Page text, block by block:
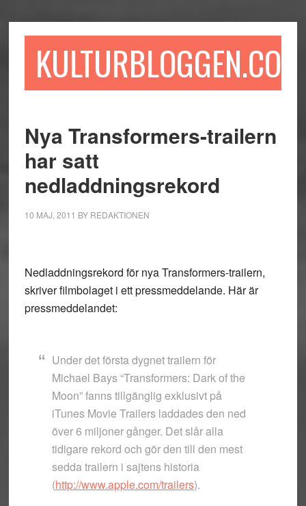
till
till
sidofältet
till
KULTURBLOGGEN.COM
Nya Transformers-trailern
har satt
nedladdningsrekord
10 MAJ, 2011 BY REDAKTIONEN
Nedladdningsrekord för nya Transformers-trailern,
skriver filmbolaget i ett pressmeddelande. Här är
pressmeddelandet:
Under det första dygnet trailern för
Michael Bays “Transformers: Dark of the
Moon” fanns tillgänglig exklusivt på
iTunes Movie Trailers laddades den ned
över 6 miljoner gånger. Det slår alla
tidigare rekord och gör den till den mest
sedda trailern i sajtens historia
(http://www.apple.com/trailers).